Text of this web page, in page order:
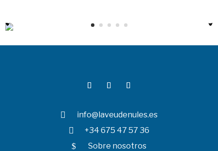
 info@laveudenules.es
 +34 675 47 57 36
$ Sobre nosotros